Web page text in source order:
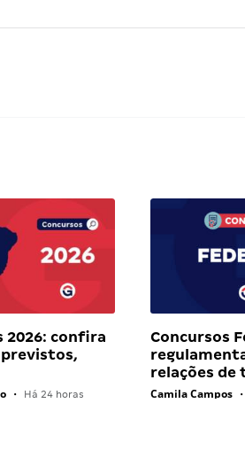
2026: confira
• Há 24 horas
Concursos
relações de
Camila Campos •